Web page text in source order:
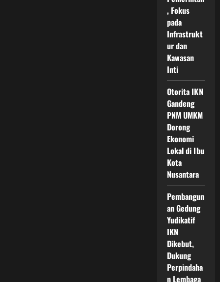
, Fokus
pada
Infrastrukt
ur dan
Kawasan
Inti
Otorita IKN
Gandeng
PNM UMKM
Dorong
Ekonomi
Lokal di Ibu
Kota
Nusantara
Pembangun
an Gedung
Yudikatif
IKN
Dikebut,
Dukung
Perpindaha
n Lembaga